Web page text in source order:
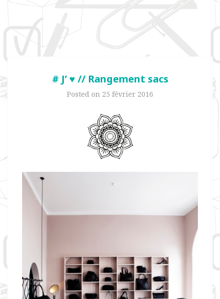
# J’ ♥ // Rangement sacs
Posted on 25 février 2016